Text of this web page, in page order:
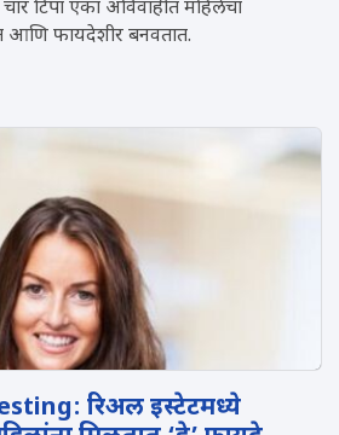
टिपा एका अव‍िवाहीत महिलेचा
आणि फायदेशीर बनवतात.
रिअल इस्टेटमध्ये